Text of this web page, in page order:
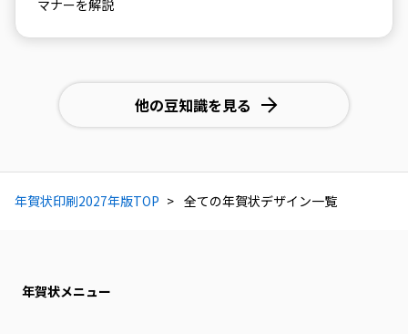
マナーを解説
他の豆知識を見る
年賀状印刷2027年版TOP 全ての年賀状デザイン一覧
年賀状メニュー